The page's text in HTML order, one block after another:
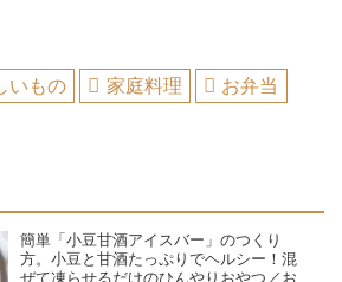
いもの 家庭料理 お弁当
簡単「小豆甘酒アイスバー」のつくり
方。小豆と甘酒たっぷりでヘルシー！混